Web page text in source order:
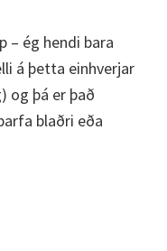
– ég hendi bara
á þetta einhverjar
og þá er það
blaðri eða